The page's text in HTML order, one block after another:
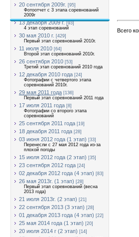
20 сентября 2009г. [95]
Фотоотчет с 3 этапа соревнований
2009г
13 декабря 2009 г. [93]
4 этап соревнований
30 мая 2010 г. [429]
Первый этап соревнований 2010г.
11 июля 2010 [64]
Второй этап соревнований 2010г.
26 сентября 2010 [53]
Третий этап соревнований 2010 года
12 декабря 2010 года [24]
Фотографии с четвертого этапа
соревнований 2010г.
29 мая 2011 года [136]
Первый этап соревнований 2011 года
17 июля 2011 года [8]
Фотографии со второго этапа
соревнований
25 сентября 2011 года [19]
18 декабря 2011 года [28]
03 июня 2012 года (1 этап) [33]
Перенесли с 27 мая 2012 года из-за
плохой погоды
15 июля 2012 года (2 этап) [35]
23 сентября 2012 года [24]
02 декабря 2012 года (4 этап) [83]
26 мая 2013г. (1 этап) [28]
Первый этап соревнований (весна
2013 года)
21 июля 2013г. (2 этап) [21]
22 сентября 2013 (3 этап) [28]
01 декабря 2013 года (4 этап) [22]
25 мая 2014 года (1 этап) [20]
20 июля 2014 г (2 этап) [14]
Всего